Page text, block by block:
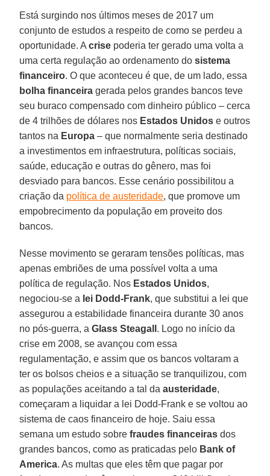
Está surgindo nos últimos meses de 2017 um
conjunto de estudos a respeito de como se perdeu a
oportunidade. Acrise poderia ter gerado uma volta a
uma certa regulação ao ordenamento dosistema
financeiro. O que aconteceu é que, de um lado, essa
bolha financeira gerada pelos grandes bancos teve
seu buraco compensado com dinheiro público – cerca
de 4 trilhões de dólares nos Estados Unidos e outros
tantos na Europa – que normalmente seria destinado
a investimentos em infraestrutura, políticas sociais,
saúde, educação e outras do gênero, mas foi
desviado para bancos. Esse cenário possibilitou a
criação da política de austeridade, que promove um
empobrecimento da população em proveito dos
bancos.
Nesse movimento se geraram tensões políticas, mas
apenas embriões de uma possível volta a uma
política de regulação. Nos Estados Unidos,
negociou-se a lei Dodd-Frank, que substitui a lei que
assegurou a estabilidade financeira durante 30 anos
no pós-guerra, aGlass Steagall . Logo no início da
crise em 2008, se avançou com essa
regulamentação, e assim que os bancos voltaram a
ter os bolsos cheios e a situação se tranquilizou, com
as populações aceitando a tal daausteridade,
começaram a liquidar a lei Dodd-Frank e se voltou ao
sistema de caos financeiro de hoje. Saiu essa
semana um estudo sobrefraudes financeiras dos
grandes bancos, como as praticadas pelo Bank of
America. As multas que eles têm que pagar por